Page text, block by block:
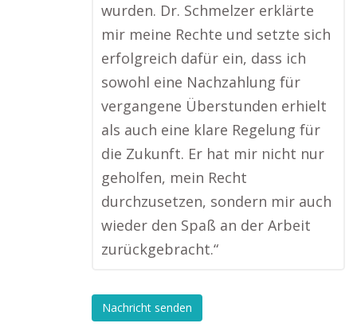
wurden. Dr. Schmelzer erklärte
mir meine Rechte und setzte sich
erfolgreich dafür ein, dass ich
sowohl eine Nachzahlung für
vergangene Überstunden erhielt
als auch eine klare Regelung für
die Zukunft. Er hat mir nicht nur
geholfen, mein Recht
durchzusetzen, sondern mir auch
wieder den Spaß an der Arbeit
zurückgebracht.“
Nachricht senden